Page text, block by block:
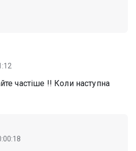
частіше !! Коли наступна